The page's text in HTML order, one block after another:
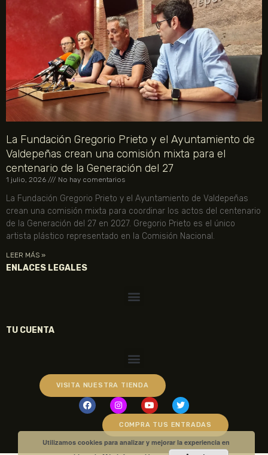
La Fundación Gregorio Prieto y el Ayuntamiento de
Valdepeñas crean una comisión mixta para el
centenario de la Generación del 27
1 julio, 2026 No hay comentarios
La Fundación Gregorio Prieto y el Ayuntamiento de Valdepeñas
crean una comisión mixta para coordinar los actos del centenario
de la Generación del 27 en 2027. Gregorio Prieto es el único
artista plástico representado en la Comisión Nacional.
LEER MÁS »
ENLACES LEGALES
TU CUENTA
VISITA NUESTRA TIENDA
COMPRA TUS ENTRADAS
Utilizamos cookies para analizar y mejorar la experiencia en